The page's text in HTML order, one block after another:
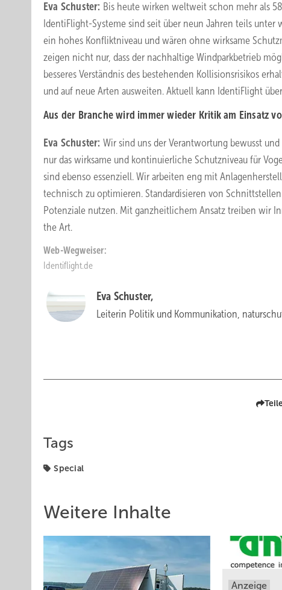
Eva Schuster: Bis heute wirken weltweit schon mehr als
IdentiFlight-Systeme sind seit über neun Jahren teils
ein hohes Konfliktniveau und wären ohne wirksame
zeigen nicht nur, dass der nachhaltige Windparkbetrieb
besseres Verständnis des bestehenden Kollisionsrisikos
und auf neue Arten ausweiten. Aktuell kann IdentiFlight
Aus der Branche wird immer wieder Kritik am Einsatz
Eva Schuster: Wir sind uns der Verantwortung bewusst
nur das wirksame und kontinuierliche Schutzniveau für
sind ebenso essenziell. Wir arbeiten eng mit
technisch zu optimieren. Standardisieren von
Potenziale nutzen. Mit ganzheitlichem Ansatz treiben wir
the Art.
Web-Wegweiser:
Identiflight.de
Eva Schuster,
Leiterin Politik und Kommunikation,
Tags
Special
Weitere Inhalte
Anzeige